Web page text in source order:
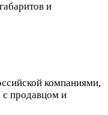
и
компаниями,
с продавцом и